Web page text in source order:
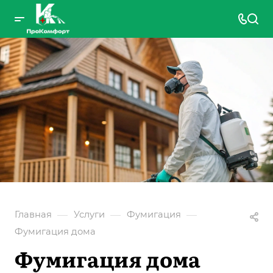
Главная — Услуги — Фумигация —
Фумигация дома
Фумигация дома